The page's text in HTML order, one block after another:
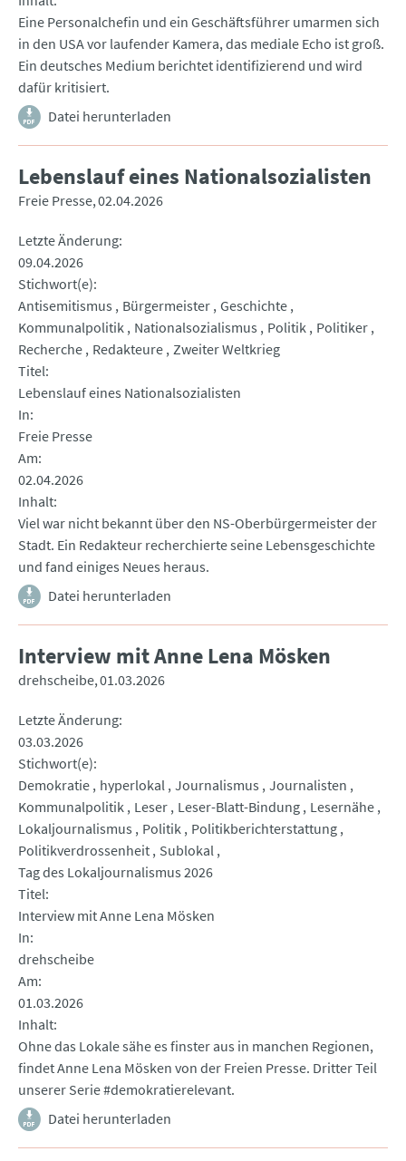
Eine Personalchefin und ein Geschäftsführer umarmen sich
in den USA vor laufender Kamera, das mediale Echo ist groß.
Ein deutsches Medium berichtet identifizierend und wird
dafür kritisiert.
Datei herunterladen
Lebenslauf eines Nationalsozialisten
Freie Presse 02.04.2026
Letzte Änderung
09.04.2026
Stichwort(e)
Antisemitismus
Bürgermeister Geschichte
Kommunalpolitik Nationalsozialismus Politik Politiker
Recherche Redakteure Zweiter Weltkrieg
Titel
Lebenslauf eines Nationalsozialisten
In
Freie Presse
Am
02.04.2026
Inhalt
Viel war nicht bekannt über den NS-Oberbürgermeister der
Stadt. Ein Redakteur recherchierte seine Lebensgeschichte
und fand einiges Neues heraus.
Datei herunterladen
Interview mit Anne Lena Mösken
drehscheibe 01.03.2026
Letzte Änderung
03.03.2026
Stichwort(e)
Demokratie hyperlokal Journalismus Journalisten
Kommunalpolitik Leser Leser-Blatt-Bindung Lesernähe
Lokaljournalismus
Politik Politikberichterstattung
Politikverdrossenheit Sublokal
Tag des Lokaljournalismus 2026
Titel
Interview mit Anne Lena Mösken
In
drehscheibe
Am
01.03.2026
Inhalt
Ohne das Lokale sähe es finster aus in manchen Regionen,
findet Anne Lena Mösken von der Freien Presse. Dritter Teil
unserer Serie #demokratierelevant.
Datei herunterladen